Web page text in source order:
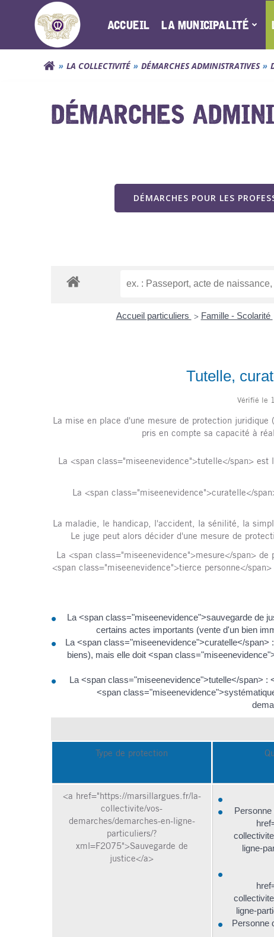
contenu
ACCUEIL LA MUNICIPALITÉ
LA COLLECTIVITÉ DÉMARCHES ADMINISTRATIVES
DÉMARCHES
DÉMARCHES POUR LES
Accueil particuliers > Famille - Scolarité
Tutelle,
Vérifié le
La mise en place d'une mesure de protection
pris en compte sa capacité à
La <span class="miseenevidence">tutelle</span>
La <span class="miseenevidence">curatelle</
La maladie, le handicap, l'accident, la sénilité, la
Le juge peut alors décider d'une mesure de
La <span class="miseenevidence">mesure</span>
<span class="miseenevidence">tierce personne</
La <span class="miseenevidence">sauvegarde de
certains actes importants (vente d'un bien
La <span class="miseenevidence">curatelle</
biens), mais elle doit <span
La <span class="miseenevidence">tutelle</span> :
<span
Type de protection
<a href="https://marsillargues.fr/la-
collectivite/vos-
demarches/demarches-en-ligne-
particuliers/?
xml=F2075">Sauvegarde de
justice</a>
ligne-
ligne-
Personne